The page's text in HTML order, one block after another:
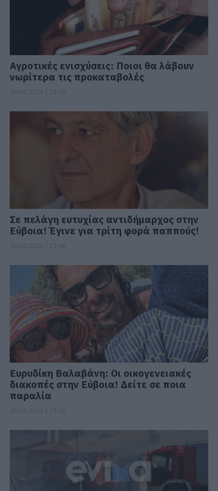
Αγροτικές ενισχύσεις: Ποιοι θα λάβουν
νωρίτερα τις προκαταβολές
Σε πελάγη ευτυχίας αντιδήμαρχος στην
Εύβοια! Έγινε για τρίτη φορά παππούς!
Ευρυδίκη Βαλαβάνη: Οι οικογενειακές
διακοπές στην Εύβοια! Δείτε σε ποια
παραλία